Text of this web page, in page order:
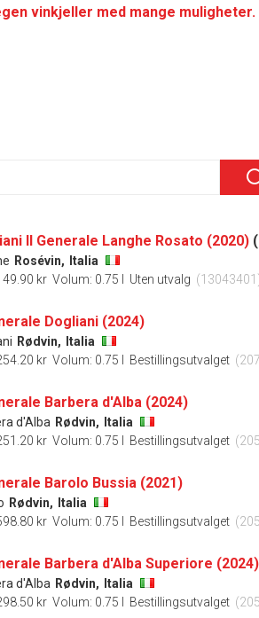
vinkjeller med mange muligheter.
Il Generale Langhe Rosato (2020)
Rosévin,
Italia
kr Volum: 0.75 l Uten utvalg
Dogliani (2024)
Rødvin,
Italia
kr Volum: 0.75 l Bestillingsutvalget
Barbera d'Alba (2024)
d'Alba Rødvin,
Italia
kr Volum: 0.75 l Bestillingsutvalget
Barolo Bussia (2021)
Rødvin,
Italia
kr Volum: 0.75 l Bestillingsutvalget
Barbera d'Alba Superiore (2024)
d'Alba Rødvin,
Italia
kr Volum: 0.75 l Bestillingsutvalget